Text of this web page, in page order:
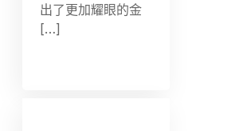
出了更加耀眼的金
[…]